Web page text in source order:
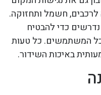
חשמל ותחזוקה.
כדי להבטיח
המשתמשים. כל טעות
באיכות השידור.